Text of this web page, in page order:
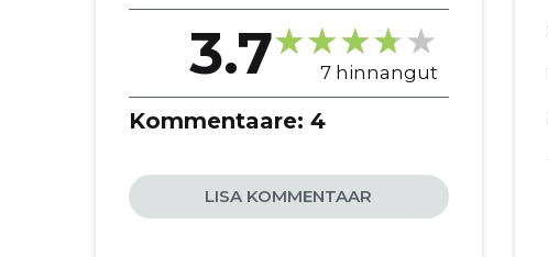
3.7 7 hinnangut
Kommentaare: 4
LISA KOMMENTAAR